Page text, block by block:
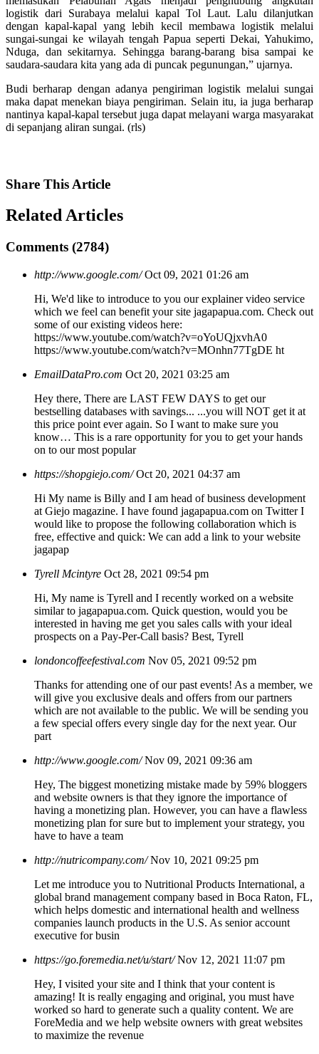
logistik dari Surabaya melalui kapal Tol Laut. Lalu dilanjutkan
dengan kapal-kapal yang lebih kecil membawa logistik melalui
sungai-sungai ke wilayah tengah Papua seperti Dekai, Yahukimo,
Nduga, dan sekitarnya. Sehingga barang-barang bisa sampai ke
saudara-saudara kita yang ada di puncak pegunungan,” ujarnya.
Budi berharap dengan adanya pengiriman logistik melalui sungai
maka dapat menekan biaya pengiriman. Selain itu, ia juga berharap
nantinya kapal-kapal tersebut juga dapat melayani warga masyarakat
di sepanjang aliran sungai. (rls)
Share This Article
RelatedArticles
Comments (2784)
http://www.google.com/ Oct 09, 2021 01:26 am
Hi, We'd like to introduce to you our explainer video service
which we feel can benefit your site jagapapua.com. Check out
some of our existing videos here:
https://www.youtube.com/watch?v=oYoUQjxvhA0
https://www.youtube.com/watch?v=MOnhn77TgDE ht
EmailDataPro.com Oct 20, 2021 03:25 am
Hey there, There are LAST FEW DAYS to get our
bestselling databases with savings... ...you will NOT get it at
this price point ever again. So I want to make sure you
know… This is a rare opportunity for you to get your hands
on to our most popular
https://shopgiejo.com/ Oct 20, 2021 04:37 am
Hi My name is Billy and I am head of business development
at Giejo magazine. I have found jagapapua.com on Twitter I
would like to propose the following collaboration which is
free, effective and quick: We can add a link to your website
jagapap
Tyrell Mcintyre Oct 28, 2021 09:54 pm
Hi, My name is Tyrell and I recently worked on a website
similar to jagapapua.com. Quick question, would you be
interested in having me get you sales calls with your ideal
prospects on a Pay-Per-Call basis? Best, Tyrell
londoncoffeefestival.com Nov 05, 2021 09:52 pm
Thanks for attending one of our past events! As a member, we
will give you exclusive deals and offers from our partners
which are not available to the public. We will be sending you
a few special offers every single day for the next year. Our
part
http://www.google.com/ Nov 09, 2021 09:36 am
Hey, The biggest monetizing mistake made by 59% bloggers
and website owners is that they ignore the importance of
having a monetizing plan. However, you can have a flawless
monetizing plan for sure but to implement your strategy, you
have to have a team
http://nutricompany.com/ Nov 10, 2021 09:25 pm
Let me introduce you to Nutritional Products International, a
global brand management company based in Boca Raton, FL,
which helps domestic and international health and wellness
companies launch products in the U.S. As senior account
executive for busin
https://go.foremedia.net/u/start/ Nov 12, 2021 11:07 pm
Hey, I visited your site and I think that your content is
amazing! It is really engaging and original, you must have
worked so hard to generate such a quality content. We are
ForeMedia and we help website owners with great websites
to maximize the revenue